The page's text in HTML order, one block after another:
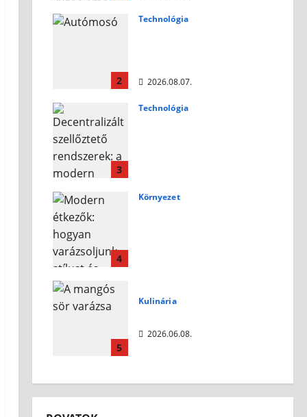
2
Technológia
2026.08.07.
3
Technológia
2026.07.10.
4
Környezet
5
Kulinária
2026.06.08.